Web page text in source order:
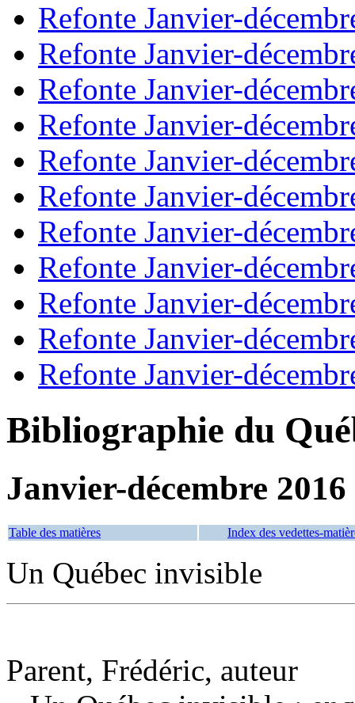
Refonte Janvier-
Refonte Janvier-
Refonte Janvier-
Refonte Janvier-
Refonte Janvier-
Refonte Janvier-
Refonte Janvier-
Refonte Janvier-
Refonte Janvier-
Refonte Janvier-
Refonte Janvier-
Bibliographie du
Janvier-décembre 2016
Table des matières Index des vedettes-
Un Québec invisible
Parent, Frédéric, auteur